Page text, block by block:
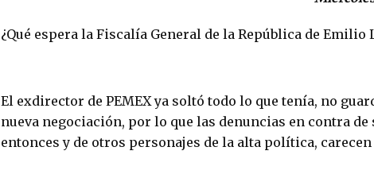
¿Qué espera la Fiscalía General de la República de Emilio
El exdirector de PEMEX ya soltó todo lo que tenía, no
nueva negociación, por lo que las denuncias en contra de
entonces y de otros personajes de la alta política,